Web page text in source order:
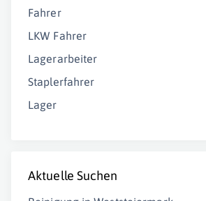
Fahrer
LKW Fahrer
Lagerarbeiter
Staplerfahrer
Lager
Aktuelle Suchen